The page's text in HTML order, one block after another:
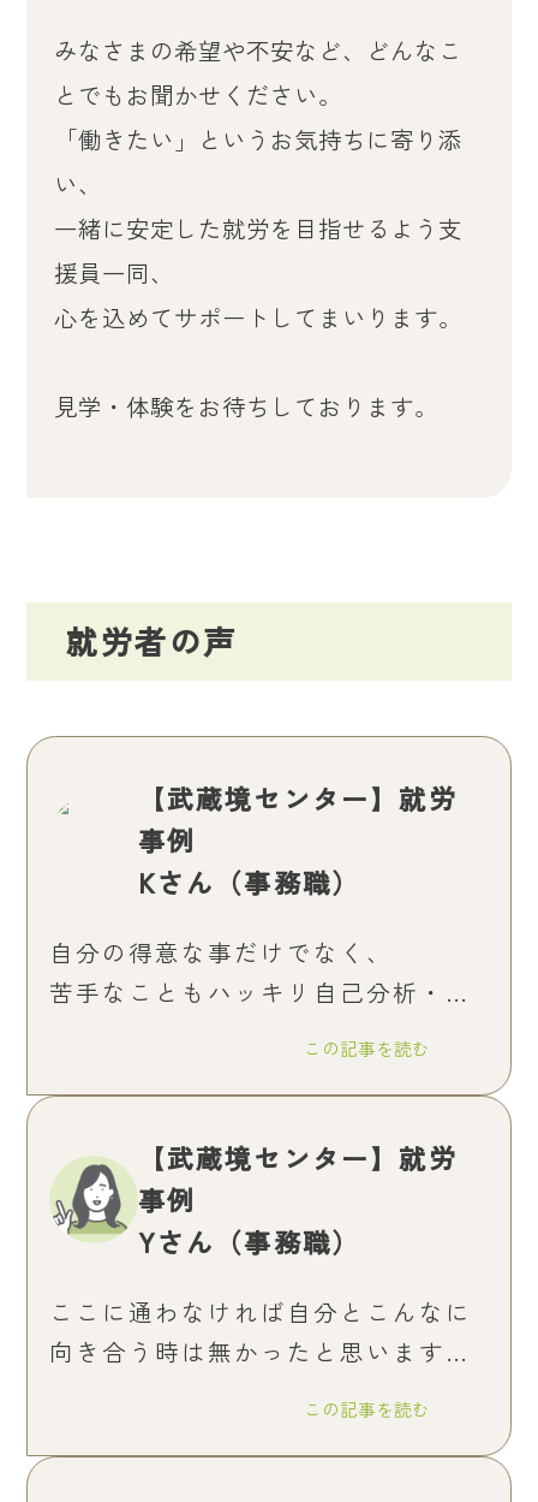
みなさまの希望や不安など、どんなこ
とでもお聞かせください。
「働きたい」というお気持ちに寄り添
い、
一緒に安定した就労を目指せるよう支
援員一同、
心を込めてサポートしてまいります。
見学・体験をお待ちしております。
就労者の声
【武蔵境センター】就労
事例
Kさん（事務職）
自分の得意な事だけでなく、
苦手なこともハッキリ自己分析・自
己理解できると良いと思います。
この記事を読む
【武蔵境センター】就労
事例
Yさん（事務職）
ここに通わなければ自分とこんなに
向き合う時は無かったと思います。
この記事を読む